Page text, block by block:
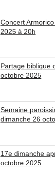
Concert
2025 à 20h
Partage biblique
octobre 2025
Semaine
dimanche 26
17e dimanche
octobre 2025